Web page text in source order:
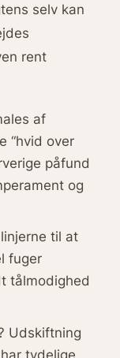
selv kan
rent
af
“hvid over
påfund
og
til at
fuger
tålmodighed
Udskiftning
tydelige